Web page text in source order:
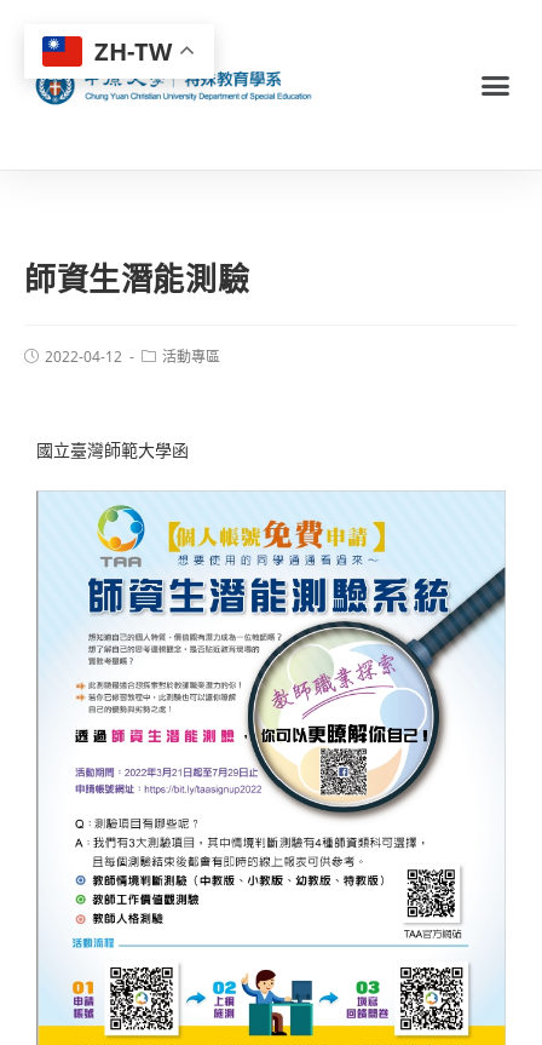
師資生潛能測驗
2022-04-12 活動專區
國立臺灣師範大學函
ZH-TW